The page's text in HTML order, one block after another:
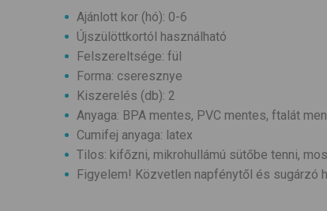
Ajánlott kor (hó): 0-6
Újszülöttkortól használható
Felszereltsége: fül
Forma: cseresznye
Kiszerelés (db): 2
Anyaga: BPA mentes, PVC mentes, ftalát
Cumifej anyaga: latex
Tilos: kifőzni, mikrohullámú sütőbe tenni,
Figyelem! Közvetlen napfénytől és sugárzó